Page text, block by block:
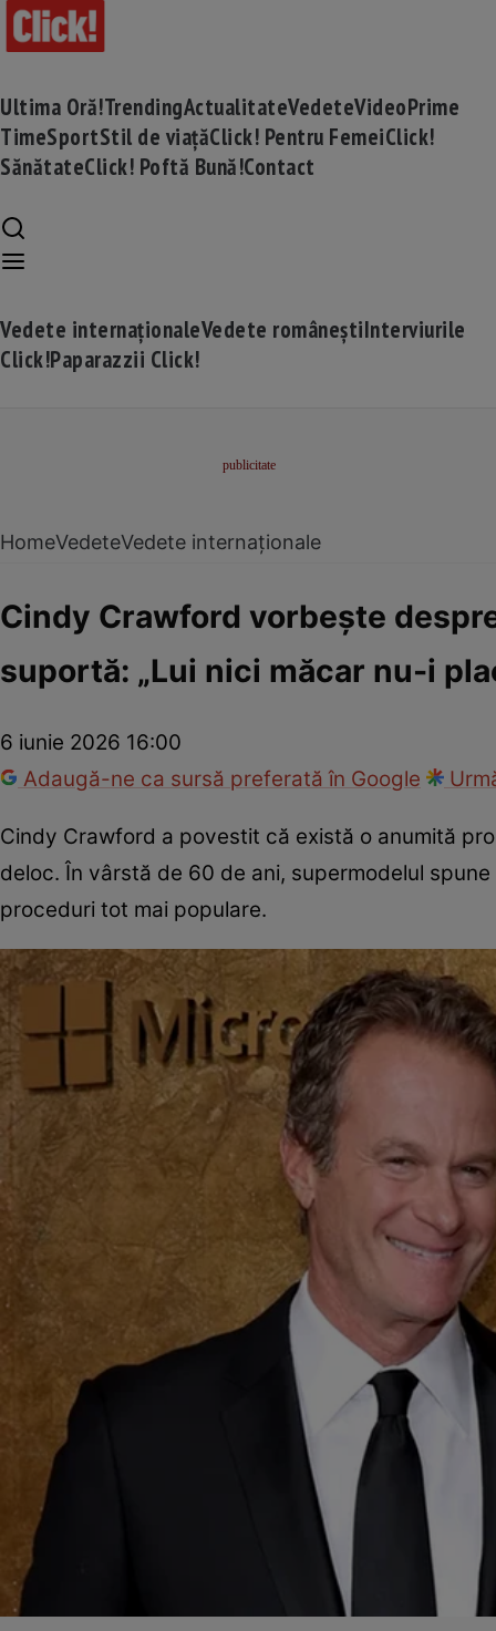
Ultima Oră!TrendingActualitateVedeteVideoPrime
TimeSportStil de viațăClick! Pentru FemeiClick!
SănătateClick! Poftă Bună!Contact
Vedete internaționaleVedete româneștiInterviurile
Click!Paparazzii Click!
HomeVedeteVedete internaționale
Cindy Crawford vorbește
suportă: „Lui nici măcar nu-i
6 iunie 2026 16:00
Adaugă-ne ca sursă preferată în Google
Cindy Crawford a povestit că există o anumită
deloc. În vârstă de 60 de ani, supermodelul
proceduri tot mai populare.